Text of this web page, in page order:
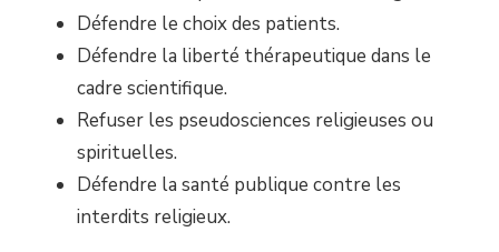
Défendre le choix des patients.
Défendre la liberté thérapeutique dans le
cadre scientifique.
Refuser les pseudosciences religieuses ou
spirituelles.
Défendre la santé publique contre les
interdits religieux.